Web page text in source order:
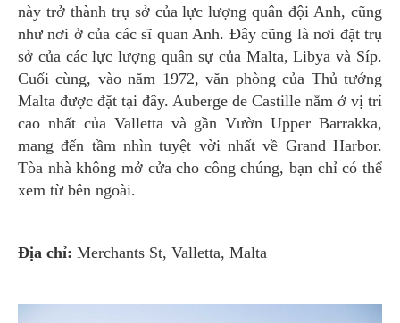
này trở thành trụ sở của lực lượng quân đội Anh, cũng
như nơi ở của các sĩ quan Anh. Đây cũng là nơi đặt trụ
sở của các lực lượng quân sự của Malta, Libya và Síp.
Cuối cùng, vào năm 1972, văn phòng của Thủ tướng
Malta được đặt tại đây. Auberge de Castille nằm ở vị trí
cao nhất của Valletta và gần Vườn Upper Barrakka,
mang đến tầm nhìn tuyệt vời nhất về Grand Harbor.
Tòa nhà không mở cửa cho công chúng, bạn chỉ có thể
xem từ bên ngoài.
Địa chỉ: Merchants St, Valletta, Malta